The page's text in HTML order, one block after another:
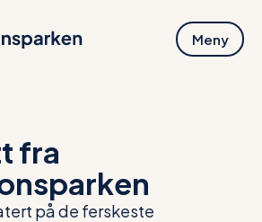
Meny
fra
på de ferskeste